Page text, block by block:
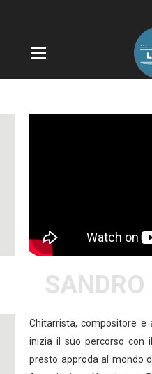
SANDRO
Chitarrista, compositore e
inizia il suo percorso con
presto approda al mondo